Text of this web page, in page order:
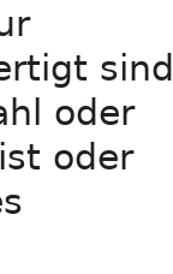
sind
oder
oder